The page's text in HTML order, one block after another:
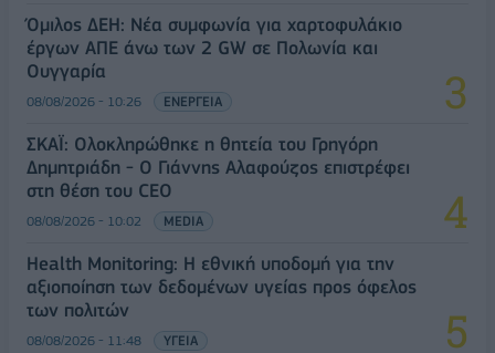
Όμιλος ΔΕΗ: Νέα συμφωνία για χαρτοφυλάκιο
έργων ΑΠΕ άνω των 2 GW σε Πολωνία και
Ουγγαρία
08/08/2026 - 10:26 ΕΝΕΡΓΕΙΑ
ΣΚΑΪ: Ολοκληρώθηκε η θητεία του Γρηγόρη
Δημητριάδη - Ο Γιάννης Αλαφούζος επιστρέφει
στη θέση του CEO
08/08/2026 - 10:02 MEDIA
Health Monitoring: Η εθνική υποδομή για την
αξιοποίηση των δεδομένων υγείας προς όφελος
των πολιτών
08/08/2026 - 11:48 ΥΓΕΙΑ